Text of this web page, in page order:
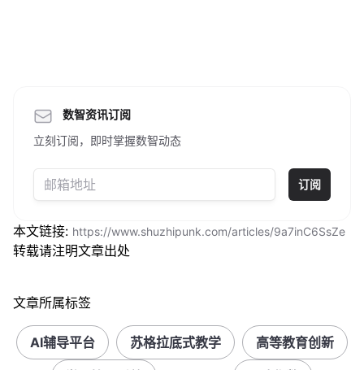
数智资讯订阅
立刻订阅，即时掌握数智动态
订阅
本文链接: https://www.shuzhipunk.com/articles/9a7inC6SsZe
转载请注明文章出处
文章所属标签
AI辅导平台 苏格拉底式教学 高等教育创新